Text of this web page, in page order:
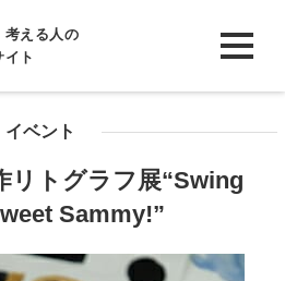
考える人の
イト
イベント
リトグラフ展“Swing
Sammy!”